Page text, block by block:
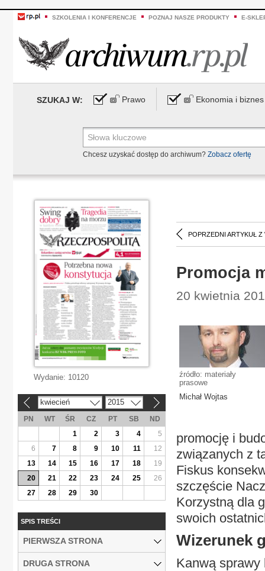
SZKOLENIA I KONFERENCJE POZNAJ NASZE PRODUKTY E-
SZUKAJ W: Prawo Ekonomia i biznes
Chcesz uzyskać dostęp do archiwum? Zobacz ofertę
POPRZEDNI ARTYKUŁ Z
Promocja
20 kwietnia
źródło: materiały
prasowe
Michał Wojtas
promocję i
związanych z
Fiskus
szczęście
Korzystną dla
swoich
Wizerunek
Kanwą sprawy
Wydanie: 10120
kwiecień 2015
PN WT ŚR CZ PT SB
ND
1
2 3 4
5
6
7 8 9 10 11
12
13
14 15 16 17 18
19
20
21 22 23 24 25
26
27
28 29 30
SPIS TREŚCI
PIERWSZA STRONA
DRUGA STRONA